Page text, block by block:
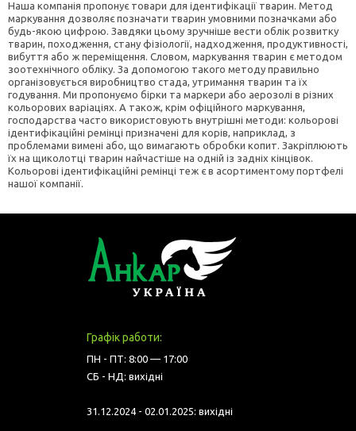
Наша компанія пропонує товари для ідентифікації тварин. Метод
маркування дозволяє позначати тварин умовними позначками або
будь-якою цифрою. Завдяки цьому зручніше вести облік розвитку
тварин, походження, стану фізіології, надходження, продуктивності,
вибуття або ж переміщення. Словом, маркування тварин є методом
зоотехнічного обліку. За допомогою такого методу правильно
організовується виробництво стада, утримання тварин та їх
годування. Ми пропонуємо бірки та маркери або аерозолі в різних
кольорових варіаціях. А також, крім офіційного маркування,
господарства часто використовують внутрішні методи: кольорові
ідентифікаційні ремінці призначені для корів, наприклад, з
проблемами вимені або, що вимагають обробки копит. Закріплюють
їх на щиколотці тварин найчастіше на одній із задніх кінцівок.
Кольорові ідентифікаційні ремінці теж є в асортиментому портфелі
нашої компанії.
Графік работи:
ПН - ПТ: 8:00 — 17:00
СБ - НД: вихідні
31.12.2024 - 02.01.2025: вихідні